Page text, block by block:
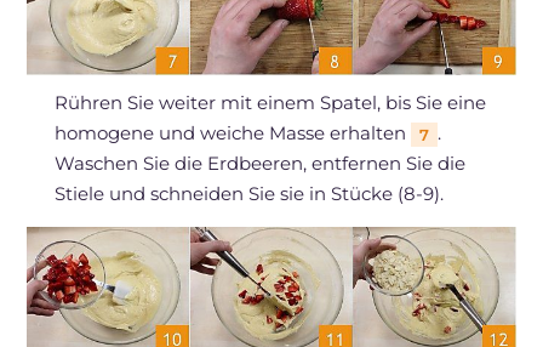
Rühren Sie weiter mit einem Spatel, bis Sie eine
homogene und weiche Masse erhalten
7 .
Waschen Sie die Erdbeeren, entfernen Sie die
Stiele und schneiden Sie sie in Stücke (8-9).